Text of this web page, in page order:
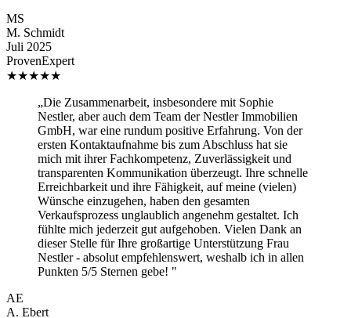
MS
M. Schmidt
Juli 2025
ProvenExpert
★★★★★
„Die Zusammenarbeit, insbesondere mit Sophie
Nestler, aber auch dem Team der Nestler Immobilien
GmbH, war eine rundum positive Erfahrung. Von der
ersten Kontaktaufnahme bis zum Abschluss hat sie
mich mit ihrer Fachkompetenz, Zuverlässigkeit und
transparenten Kommunikation überzeugt. Ihre schnelle
Erreichbarkeit und ihre Fähigkeit, auf meine (vielen)
Wünsche einzugehen, haben den gesamten
Verkaufsprozess unglaublich angenehm gestaltet. Ich
fühlte mich jederzeit gut aufgehoben. Vielen Dank an
dieser Stelle für Ihre großartige Unterstützung Frau
Nestler - absolut empfehlenswert, weshalb ich in allen
Punkten 5/5 Sternen gebe! "
AE
A. Ebert